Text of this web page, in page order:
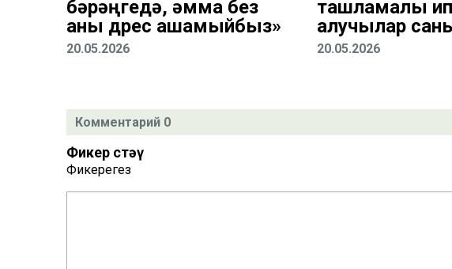
бәрәңгедә, әмма без
аны дөрес ашамыйбыз»
20.05.2026
ташламалы
алучылар
20.05.2026
Комментарий 0
Фикер өстәү
Фикерегез